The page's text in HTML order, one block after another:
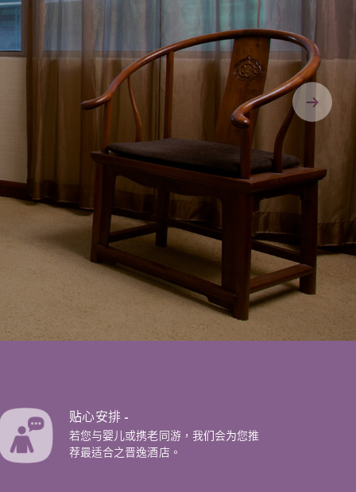
贴心安排 -
若您与婴儿或携老同游，我们会为您推
荐最适合之晋逸酒店。